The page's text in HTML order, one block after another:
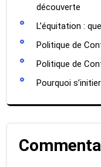
découverte
L’équitation :
Politique de
Politique de
Pourquoi